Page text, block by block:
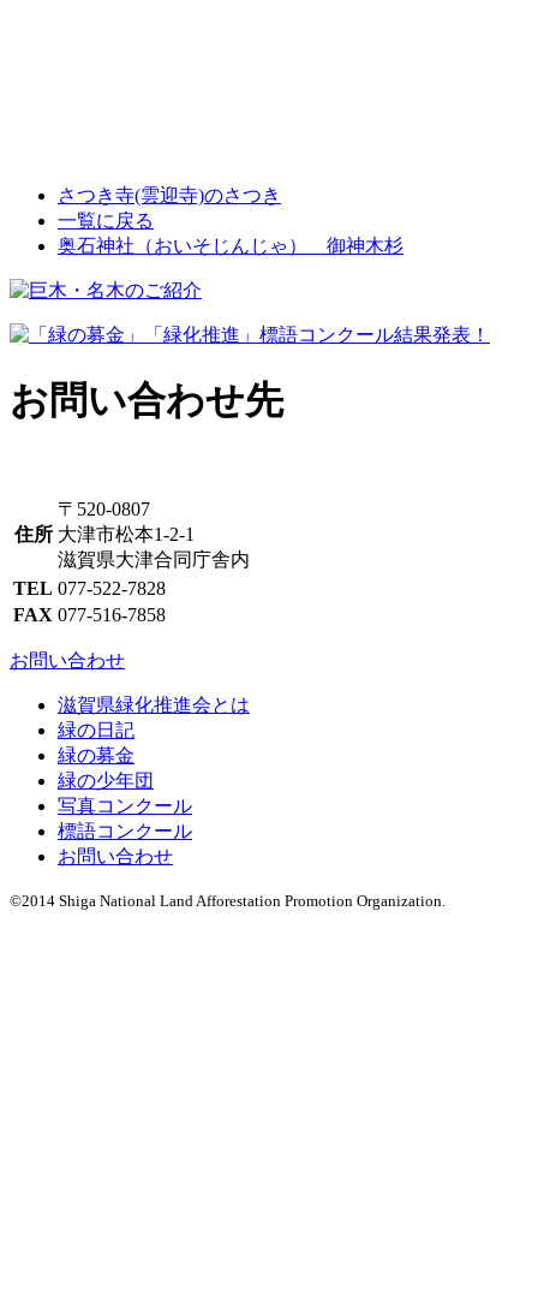
さつき寺(雲迎寺)のさつき
一覧に戻る
奥石神社（おいそじんじゃ） 御神木杉
お問い合わせ先
住所
〒520-0807
大津市松本1-2-1
滋賀県大津合同庁舎内
TEL 077-522-7828
FAX 077-516-7858
お問い合わせ
滋賀県緑化推進会とは
緑の日記
緑の募金
緑の少年団
写真コンクール
標語コンクール
お問い合わせ
©2014 Shiga National Land Afforestation Promotion Organization.